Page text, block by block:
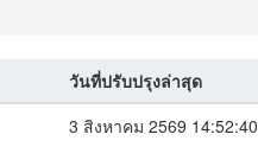
วันที่ปรับปรุงล่าสุด
3 สิงหาคม 2569 14:52:40